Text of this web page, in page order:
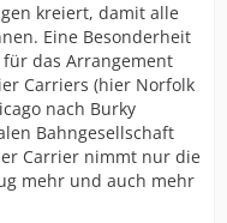
kreiert, damit alle
Eine Besonderheit
das Arrangement
Carriers (hier Norfolk
nach Burky
Bahngesellschaft
Carrier nimmt nur die
mehr und auch mehr